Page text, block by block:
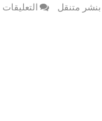
بنشر متنقل التعليقات